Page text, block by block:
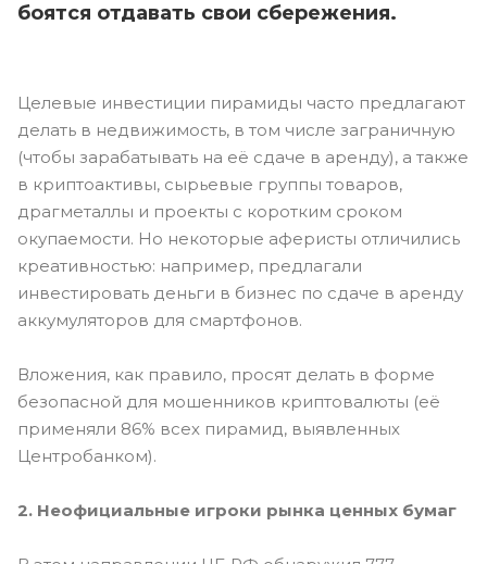
боятся отдавать свои сбережения.
Целевые инвестиции пирамиды часто предлагают
делать в недвижимость, в том числе заграничную
(чтобы зарабатывать на её сдаче в аренду), а также
в криптоактивы, сырьевые группы товаров,
драгметаллы и проекты с коротким сроком
окупаемости. Но некоторые аферисты отличились
креативностью: например, предлагали
инвестировать деньги в бизнес по сдаче в аренду
аккумуляторов для смартфонов.
Вложения, как правило, просят делать в форме
безопасной для мошенников криптовалюты (её
применяли 86% всех пирамид, выявленных
Центробанком).
2. Неофициальные игроки рынка ценных бумаг